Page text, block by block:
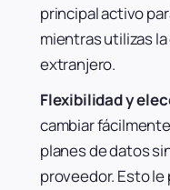
principal activo
mientras utilizas
extranjero.
Flexibilidad y
cambiar
planes de datos
proveedor. Esto